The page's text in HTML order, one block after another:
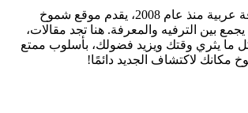
شموخ – ترفيه وثقافة عربية منذ عام 2008، يقدم موقع شموخ
بين الترفيه والمعرفة. هنا تجد مقالات،
ما يثري وقتك ويزيد فضولك، بأسلوب ممتع
لاكتشاف الجديد دائمًا!